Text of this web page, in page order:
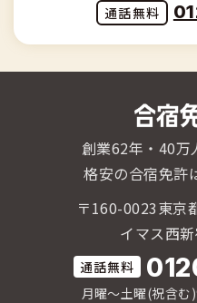
創業62年・40万
格安の合宿免許
〒160-0023東京
イマス西
月曜〜土曜(祝含